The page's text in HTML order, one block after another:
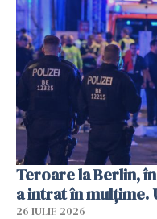
Teroare la Berlin,
a intrat în mulțime.
26 IULIE 2026